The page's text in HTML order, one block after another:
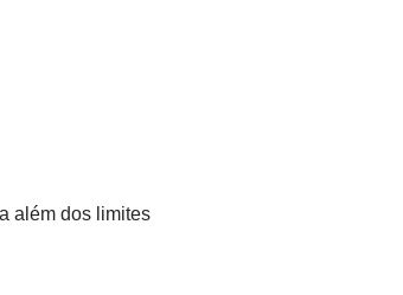
além dos limites